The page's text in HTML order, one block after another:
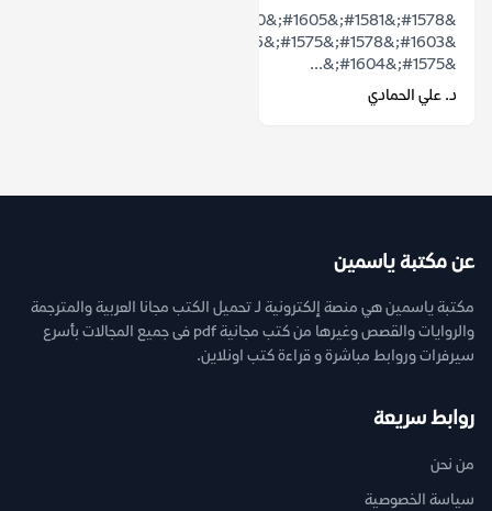
&#1575;&#1604;&...
د. علي الحمادي
عن مكتبة ياسمين
مكتبة ياسمين هي منصة إلكترونية لـ تحميل الكتب مجانا العربية والمترجمة
والروايات والقصص وغيرها من كتب مجانية pdf فى جميع المجالات بأسرع
سيرفرات وروابط مباشرة و قراءة كتب اونلاين.
روابط سريعة
من نحن
سياسة الخصوصية